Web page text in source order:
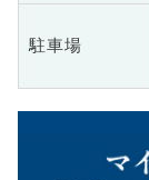
駐車場